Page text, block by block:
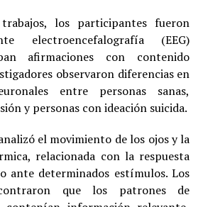
los participantes fueron
electroencefalografía (EEG)
afirmaciones con contenido
observaron diferencias en
entre personas sanas,
y personas con ideación suicida.
el movimiento de los ojos y la
relacionada con la respuesta
ante determinados estímulos. Los
que los patrones de